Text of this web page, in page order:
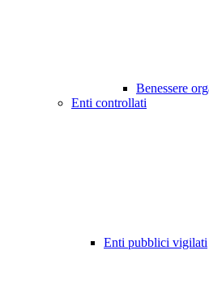
Benessere
Enti controllati
Enti pubblici vigilati